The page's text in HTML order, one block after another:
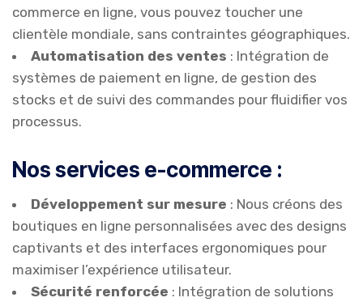
commerce en ligne, vous pouvez toucher une
clientèle mondiale, sans contraintes géographiques.
Automatisation des ventes : Intégration de
systèmes de paiement en ligne, de gestion des
stocks et de suivi des commandes pour fluidifier vos
processus.
Nos services e-commerce :
Développement sur mesure : Nous créons des
boutiques en ligne personnalisées avec des designs
captivants et des interfaces ergonomiques pour
maximiser l’expérience utilisateur.
Sécurité renforcée : Intégration de solutions